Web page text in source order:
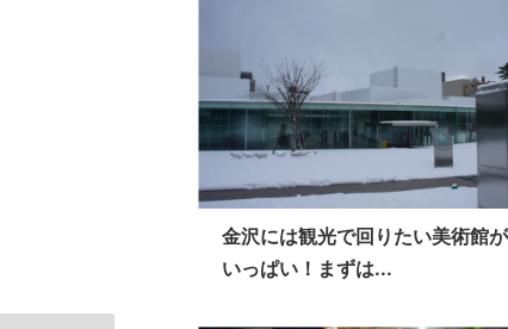
金沢には観光で回りたい美術館が
いっぱい！まずは...